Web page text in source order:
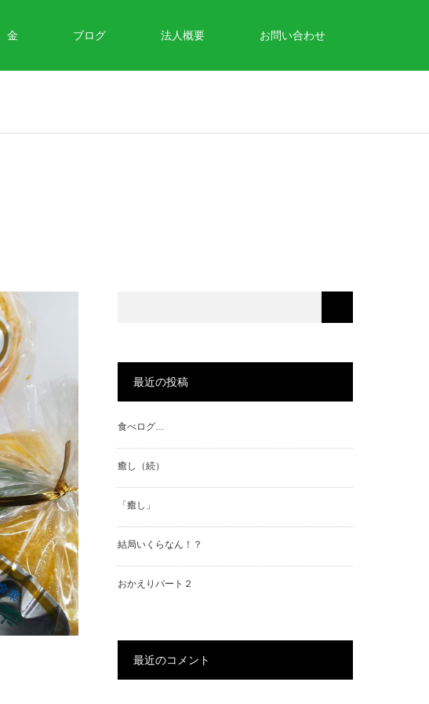
金 ブログ 法人概要 お問い合わせ
最近の投稿
食べログ…
癒し（続）
「癒し」
結局いくらなん！？
おかえりパート２
最近のコメント